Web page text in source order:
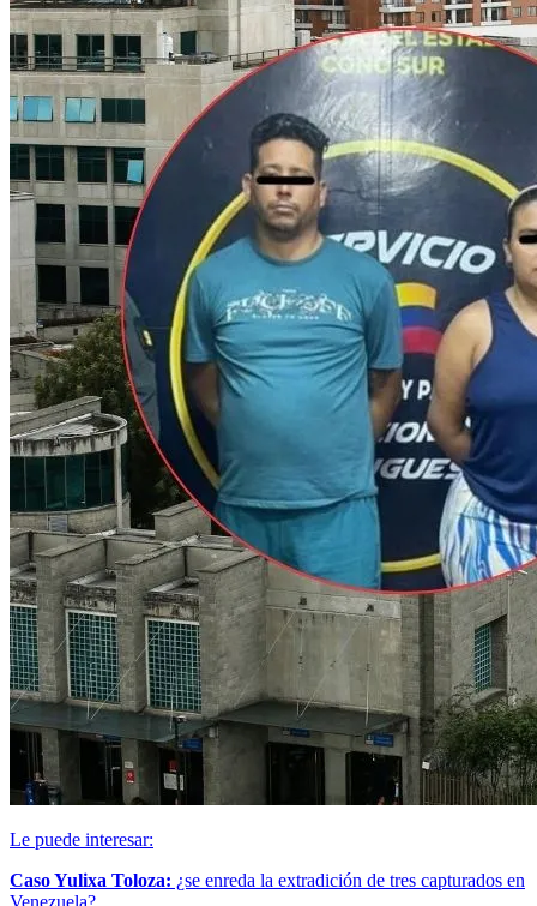
Le puede interesar:
Caso Yulixa Toloza: ¿se enreda la extradición de tres capturados en
Venezuela?